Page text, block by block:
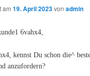
am 19. April 2023von admin
6vahx4,
kennst Du schon die^
anzufordern?